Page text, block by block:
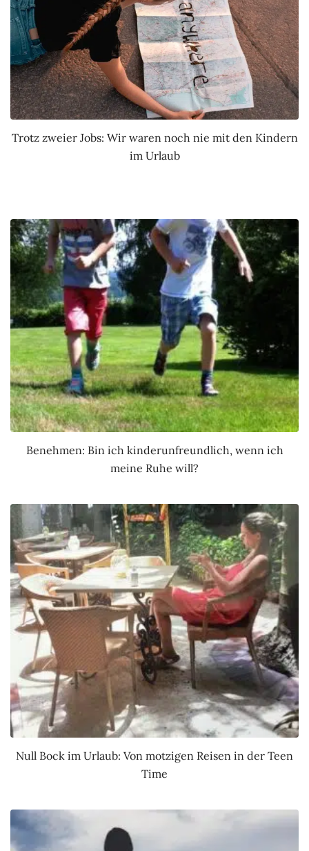
Trotz zweier Jobs: Wir waren noch nie mit den Kindern
im Urlaub
Benehmen: Bin ich kinderunfreundlich, wenn ich
meine Ruhe will?
Null Bock im Urlaub: Von motzigen Reisen in der Teen
Time